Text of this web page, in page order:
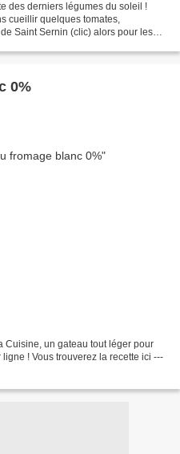
des derniers légumes du soleil !
cueillir quelques tomates,
Saint Sernin (clic) alors pour les
0%
Cuisine, un gateau tout léger pour
! Vous trouverez la recette ici ---